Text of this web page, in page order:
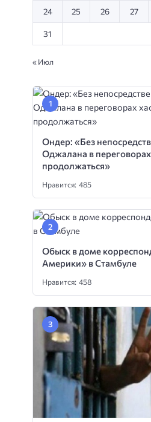
24 25 26 27
31
« Июл
Ондер: «Без
Оджалана в переговорах
продолжаться»
Нравится: 485
Обыск в доме
Америки» в Стамбуле
Нравится: 458